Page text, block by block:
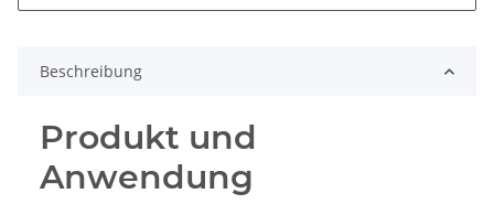
Beschreibung
Produkt und
Anwendung